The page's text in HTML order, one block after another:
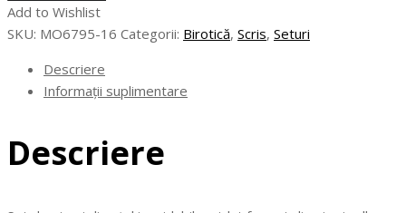
-
Set
oțel
Add to Wishlist
SKU: MO6795-16 Categorii: Birotică, Scris, Seturi
Descriere
Informații suplimentare
Descriere